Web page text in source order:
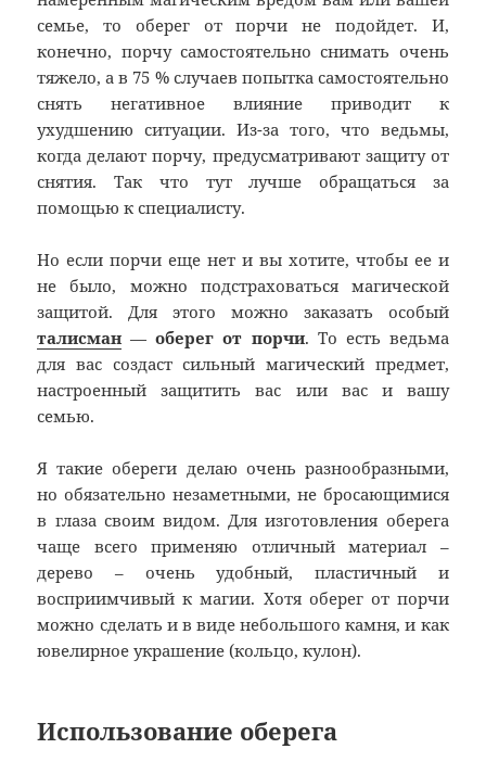
семье, то оберег от порчи не подойдет. И,
конечно, порчу самостоятельно снимать очень
тяжело, а в 75 % случаев попытка самостоятельно
снять негативное влияние приводит к
ухудшению ситуации. Из-за того, что ведьмы,
когда делают порчу, предусматривают защиту от
снятия. Так что тут лучше обращаться за
помощью к специалисту.
Но если порчи еще нет и вы хотите, чтобы ее и
не было, можно подстраховаться магической
защитой. Для этого можно заказать особый
талисман —оберег от порчи. То есть ведьма
для вас создаст сильный магический предмет,
настроенный защитить вас или вас и вашу
семью.
Я такие обереги делаю очень разнообразными,
но обязательно незаметными, не бросающимися
в глаза своим видом. Для изготовления оберега
чаще всего применяю отличный материал –
дерево – очень удобный, пластичный и
восприимчивый к магии. Хотя оберег от порчи
можно сделать и в виде небольшого камня, и как
ювелирное украшение (кольцо, кулон).
Использование оберега